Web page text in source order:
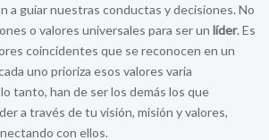
a guiar nuestras conductas y decisiones. No
o valores universales para ser un líder. Es
coincidentes que se reconocen en un
uno prioriza esos valores varia
tanto, han de ser los demás los que
a través de tu visión, misión y valores,
con ellos.